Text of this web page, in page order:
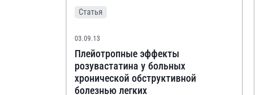
Статья
03.09.13
Плейотропные эффекты
розувастатина у больных
хронической обструктивной
болезнью легких